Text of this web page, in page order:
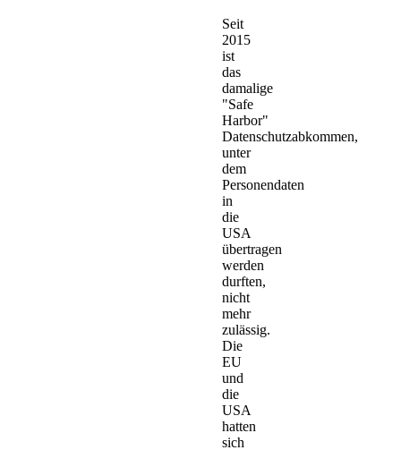
Seit
2015
ist
das
damalige
"Safe
Harbor"
Datenschutzabkommen,
unter
dem
Personendaten
in
die
USA
übertragen
werden
durften,
nicht
mehr
zulässig.
Die
EU
und
die
USA
hatten
sich